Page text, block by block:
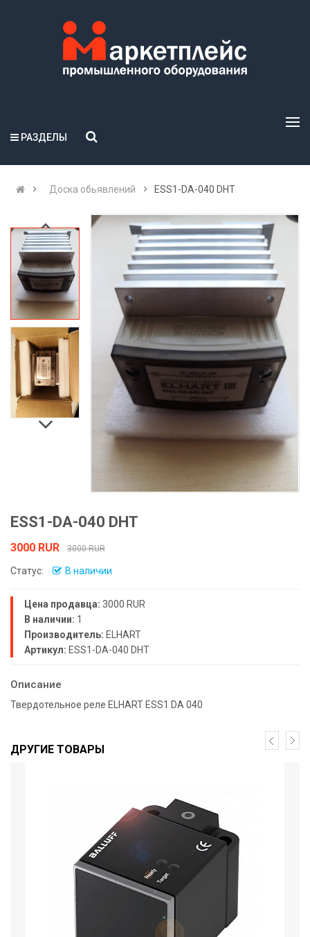
РАЗДЕЛЫ
Доска обьявлений ESS1-DA-040 DHT
ESS1-DA-040 DHT
3000 RUR 3000 RUR
Статус: В наличии
Цена продавца: 3000 RUR
В наличии: 1
Производитель: ELHART
Артикул: ESS1-DA-040 DHT
Описание
Твердотельное реле ELHART ESS1 DA 040
ДРУГИЕ ТОВАРЫ